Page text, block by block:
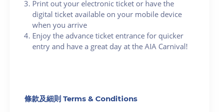
Print out your electronic ticket or have the
digital ticket available on your mobile device
when you arrive
Enjoy the advance ticket entrance for quicker
entry and have a great day at the AIA Carnival!
條款及細則 Terms & Conditions